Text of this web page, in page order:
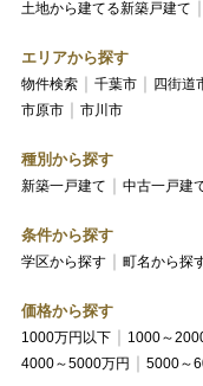
土地から建てる新築戸建て
エリアから探す
物件検索 千葉市 四街道
市原市
市川市
種別から探す
新築一戸建て 中古一戸建
条件から探す
学区から探す 町名から探
価格から探す
1000万円以下 1000～
4000～5000万円
5000～